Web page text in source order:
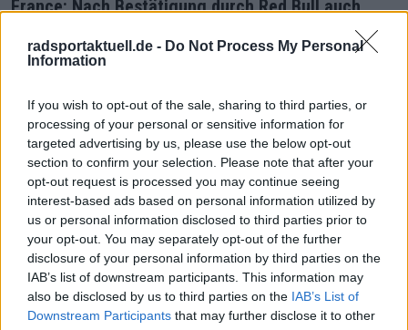
radsportaktuell.de - Do Not Process My Personal
Information
If you wish to opt-out of the sale, sharing to third parties, or
processing of your personal or sensitive information for
targeted advertising by us, please use the below opt-out
section to confirm your selection. Please note that after your
opt-out request is processed you may continue seeing
interest-based ads based on personal information utilized by
us or personal information disclosed to third parties prior to
your opt-out. You may separately opt-out of the further
disclosure of your personal information by third parties on the
IAB’s list of downstream participants. This information may
also be disclosed by us to third parties on the IAB’s List of
Downstream Participants that may further disclose it to other
France: Nach Bestätigung durch Red Bull auch
kontrolliert
21 Juli 2026
Mehr Artikel
Gerade In
Tour de France Femmes 2026: Gesamtwertung nach
der 8. Etappe – Demi Vollering entreißt Kasia
Niewiadoma-Phinney auf dramatische Weise das
Gelbe Trikot
Aug 09, 8:20
Vorschau auf die 9. Etappe der Tour de France